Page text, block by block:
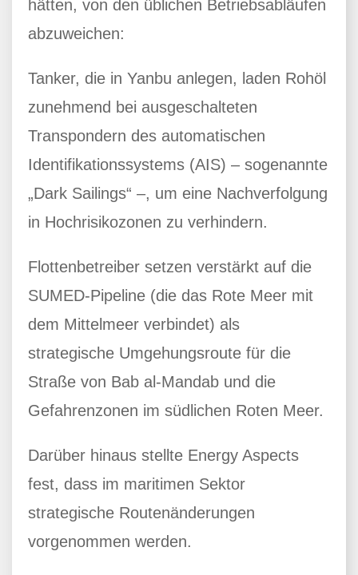
hätten, von den üblichen Betriebsabläufen
abzuweichen:
Tanker, die in Yanbu anlegen, laden Rohöl
zunehmend bei ausgeschalteten
Transpondern des automatischen
Identifikationssystems (AIS) – sogenannte
„Dark Sailings“ –, um eine Nachverfolgung
in Hochrisikozonen zu verhindern.
Flottenbetreiber setzen verstärkt auf die
SUMED-Pipeline (die das Rote Meer mit
dem Mittelmeer verbindet) als
strategische Umgehungsroute für die
Straße von Bab al-Mandab und die
Gefahrenzonen im südlichen Roten Meer.
Darüber hinaus stellte Energy Aspects
fest, dass im maritimen Sektor
strategische Routenänderungen
vorgenommen werden.